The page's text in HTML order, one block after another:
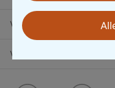
Versicherung in der Nähe
Vertrag widerrufen